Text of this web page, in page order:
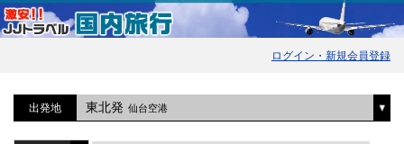
ログイン・新規会員登録
出発地 東北発 仙台空港